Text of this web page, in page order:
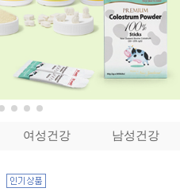
여성건강 남성건강